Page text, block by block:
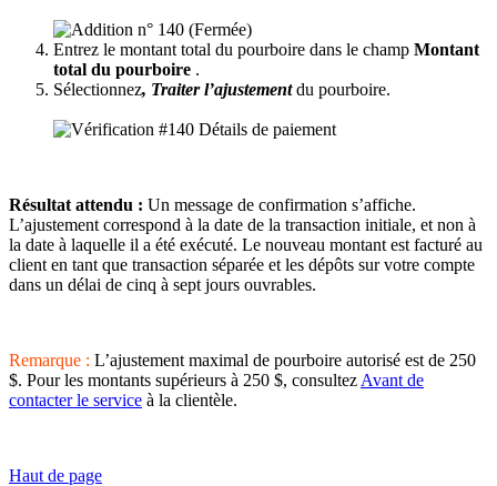
Entrez le montant total du pourboire dans le champ Montant
total du pourboire .
Sélectionnez, Traiter l’ajustementdu pourboire.
Résultat attendu : Un message de confirmation s’affiche.
L’ajustement correspond à la date de la transaction initiale, et non à
la date à laquelle il a été exécuté. Le nouveau montant est facturé au
client en tant que transaction séparée et les dépôts sur votre compte
dans un délai de cinq à sept jours ouvrables.
Remarque : L’ajustement maximal de pourboire autorisé est de 250
$. Pour les montants supérieurs à 250 $, consultez Avant de
contacter le service à la clientèle.
Haut de page